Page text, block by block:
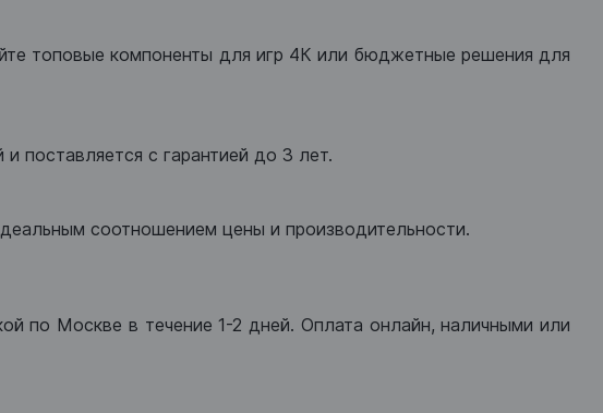
топовые компоненты для игр 4К или бюджетные решения для
и поставляется с гарантией до 3 лет.
соотношением цены и производительности.
по Москве в течение 1-2 дней. Оплата онлайн, наличными или